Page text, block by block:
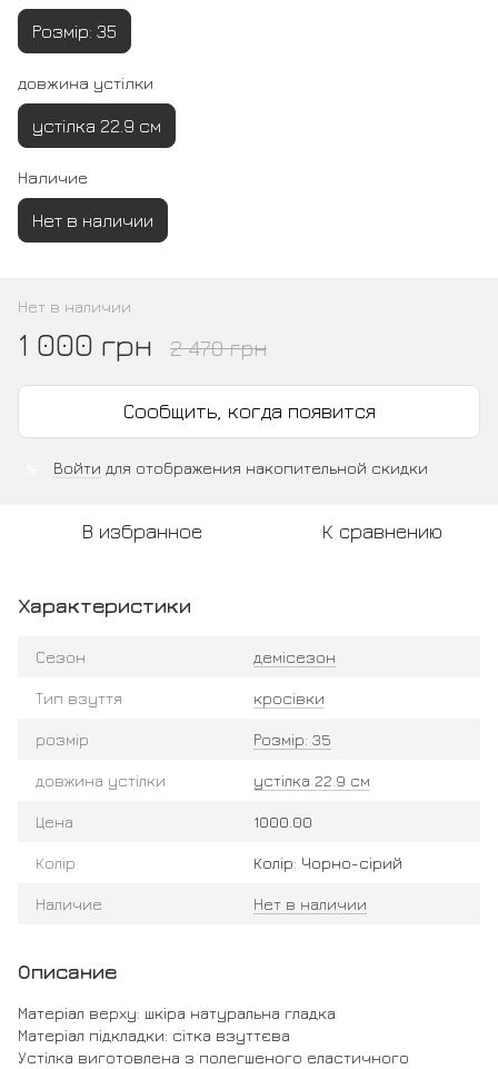
Розмір: 35
довжина устілки
устілка 22.9 см
Наличие
Нет в наличии
Нет в наличии
1 000 грн 2 470 грн
Сообщить, когда появится
Войти для отображения накопительной скидки
В избранное К сравнению
Характеристики
Сезон демісезон
Тип взуття кросівки
розмір Розмір: 35
довжина устілки устілка 22.9 см
Цена 1000.00
Колір Колір: Чорно-сірий
Наличие Нет в наличии
Описание
Матеріал верху: шкіра натуральна гладка
Матеріал підкладки: сітка взуттєва
Устілка виготовлена з полегшеного еластичного